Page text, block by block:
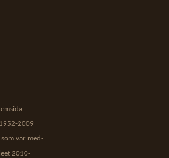
2009
som var med-
2010-